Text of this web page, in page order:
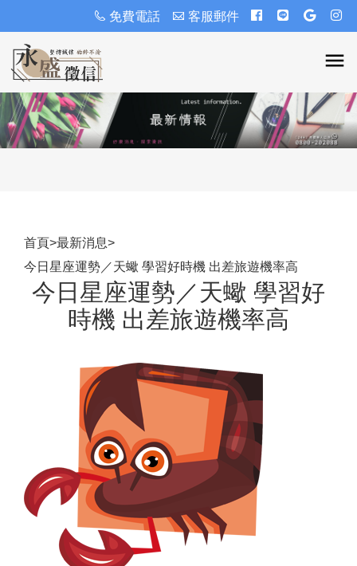
免費電話 客服郵件
首頁>最新消息>
今日星座運勢／天蠍 學習好時機 出差旅遊機率高
今日星座運勢／天蠍 學習好
時機 出差旅遊機率高